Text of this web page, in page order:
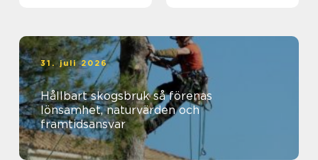
31. juli 2026
Hållbart skogsbruk så förenas
lönsamhet, naturvärden och
framtidsansvar